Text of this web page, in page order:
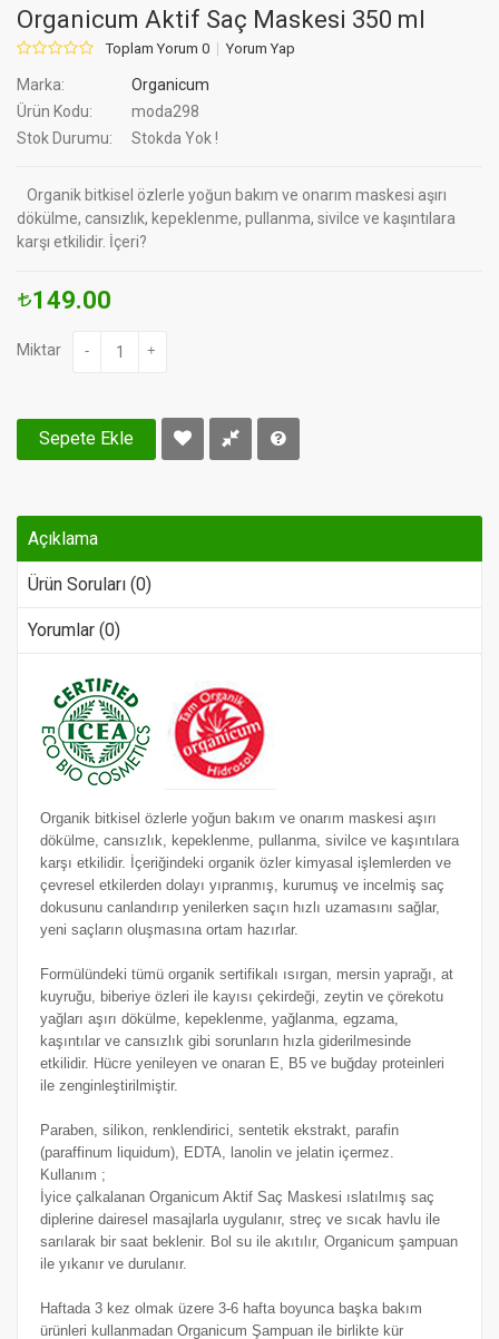
Organicum Aktif Saç Maskesi 350 ml
Toplam Yorum 0 Yorum Yap
Marka:
Organicum
Ürün Kodu:
moda298
Stok Durumu:
Stokda Yok !
Organik bitkisel özlerle yoğun bakım ve onarım maskesi aşırı
dökülme, cansızlık, kepeklenme, pullanma, sivilce ve kaşıntılara
karşı etkilidir. İçeri?
149.00
Miktar - +
Sepete Ekle
Açıklama
Ürün Soruları (0)
Yorumlar (0)
Organik bitkisel özlerle yoğun bakım ve onarım maskesi aşırı
dökülme, cansızlık, kepeklenme, pullanma, sivilce ve kaşıntılara
karşı etkilidir. İçeriğindeki organik özler kimyasal işlemlerden ve
çevresel etkilerden dolayı yıpranmış, kurumuş ve incelmiş saç
dokusunu canlandırıp yenilerken saçın hızlı uzamasını sağlar,
yeni saçların oluşmasına ortam hazırlar.
Formülündeki tümü organik sertifikalı ısırgan, mersin yaprağı, at
kuyruğu, biberiye özleri ile kayısı çekirdeği, zeytin ve çörekotu
yağları aşırı dökülme, kepeklenme, yağlanma, egzama,
kaşıntılar ve cansızlık gibi sorunların hızla giderilmesinde
etkilidir. Hücre yenileyen ve onaran E, B5 ve buğday proteinleri
ile zenginleştirilmiştir.
Paraben, silikon, renklendirici, sentetik ekstrakt, parafin
(paraffinum liquidum), EDTA, lanolin ve jelatin içermez.
Kullanım ;
İyice çalkalanan Organicum Aktif Saç Maskesi ıslatılmış saç
diplerine dairesel masajlarla uygulanır, streç ve sıcak havlu ile
sarılarak bir saat beklenir. Bol su ile akıtılır, Organicum şampuan
ile yıkanır ve durulanır.
Haftada 3 kez olmak üzere 3-6 hafta boyunca başka bakım
ürünleri kullanmadan Organicum Şampuan ile birlikte kür